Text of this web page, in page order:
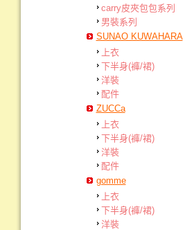
carry皮夾包包系列
男裝系列
SUNAO KUWAHARA
上衣
下半身(褲/裙)
洋裝
配件
ZUCCa
上衣
下半身(褲/裙)
洋裝
配件
gomme
上衣
下半身(褲/裙)
洋裝